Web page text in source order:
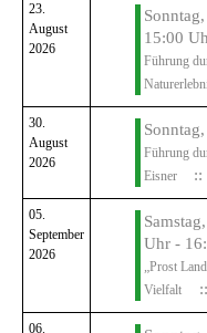
23.
August
2026
15:00
Führung
30.
August
2026
Führung
Eisner
::
05.
September
2026
Uhr -
„Prost
Vielfalt
06.